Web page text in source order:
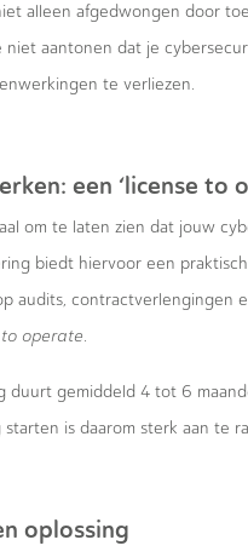
alleen afgedwongen door
niet aantonen dat je
te verliezen.
een ‘license to
om te laten zien dat jouw
biedt hiervoor een
audits,
operate.
gemiddeld 4 tot 6
is daarom sterk aan te
oplossing